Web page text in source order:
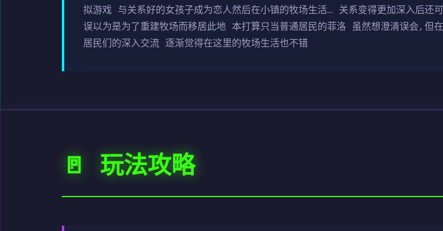
拟游戏 与关系好的女孩子成为恋人然后在小镇的牧场生活… 关系变得更加深入后
误以为是为了重建牧场而移居此地 本打算只当普通居民的菲洛 虽然想澄清误会,但
居民们的深入交流 逐渐觉得在这里的牧场生活也不错
🚪 玩法攻略